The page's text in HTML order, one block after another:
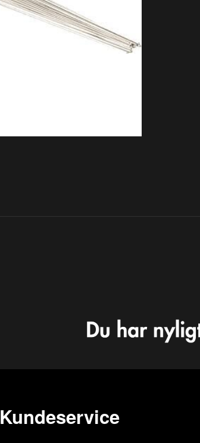
Kundeservice